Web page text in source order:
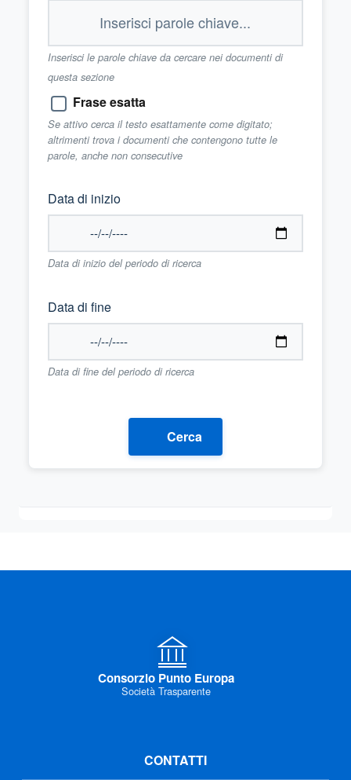
Inserisci le parole chiave da cercare nei documenti di
questa sezione
Frase esatta
Se attivo cerca il testo esattamente come digitato;
altrimenti trova i documenti che contengono tutte le
parole, anche non consecutive
Data di inizio
Data di inizio del periodo di ricerca
Data di fine
Data di fine del periodo di ricerca
Cerca
Consorzio Punto Europa
Società Trasparente
CONTATTI